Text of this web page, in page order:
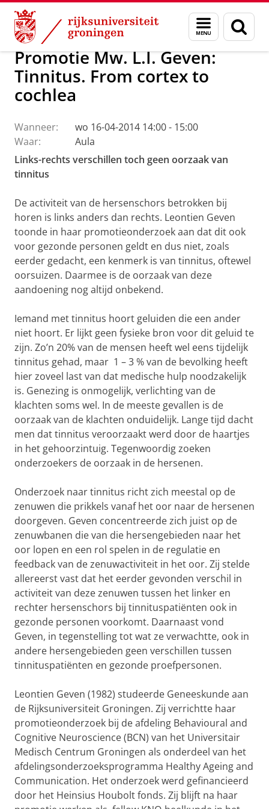
Skip
Content
Skip
Navigation
Menu
en
zoeken
Over ons Actueel Nieuws
Promotie Mw. L.I. Geven:
Tinnitus. From cortex to
cochlea
Wanneer:
wo 16-04-2014 14:00 - 15:00
Waar:
Aula
Links-rechts verschillen toch geen oorzaak van
tinnitus
De activiteit van de hersenschors betrokken bij
horen is links anders dan rechts. Leontien Geven
toonde in haar promotieonderzoek aan dat dit ook
voor gezonde personen geldt en dus niet, zoals
eerder gedacht, een kenmerk is van tinnitus, oftewel
oorsuizen. Daarmee is de oorzaak van deze
aandoening nog altijd onbekend.
Iemand met tinnitus hoort geluiden die een ander
niet hoort. Er lijkt geen fysieke bron voor dit geluid te
zijn. Zo’n 20% van de mensen heeft wel eens tijdelijk
tinnitus gehad, maar 1 – 3 % van de bevolking heeft
hier zoveel last van dat medische hulp noodzakelijk
is. Genezing is onmogelijk, verlichting van de
klachten soms wel. In de meeste gevallen is de
oorzaak van de klachten onduidelijk. Lange tijd dacht
men dat tinnitus veroorzaakt werd door de haartjes
in het gehoorzintuig. Tegenwoordig zoeken
onderzoekers de oorzaak in de hersenen.
Onderzoek naar tinnitus richt zich meestal op de
zenuwen die prikkels vanaf het oor naar de hersenen
doorgeven. Geven concentreerde zich juist op de
zenuwbanen die van die hersengebieden naar het
oor lopen en een rol spelen in de regulatie en
feedback van de zenuwactiviteit in het oor. Zij stelde
allereerst vast dat het eerder gevonden verschil in
activiteit van deze zenuwen tussen het linker en
rechter hersenschors bij tinnituspatiënten ook in
gezonde personen voorkomt. Daarnaast vond
Geven, in tegenstelling tot wat ze verwachtte, ook in
andere hersengebieden geen verschillen tussen
tinnituspatiënten en gezonde proefpersonen.
Leontien Geven (1982) studeerde Geneeskunde aan
de Rijksuniversiteit Groningen. Zij verrichtte haar
promotieonderzoek bij de afdeling Behavioural and
Cognitive Neuroscience (BCN) van het Universitair
Medisch Centrum Groningen als onderdeel van het
afdelingsonderzoeksprogramma Healthy Ageing and
Communication. Het onderzoek werd gefinancieerd
door het Heinsius Houbolt fonds. Zij blijft na haar